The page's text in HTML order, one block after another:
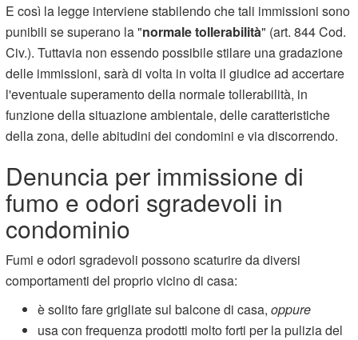
E così la legge interviene stabilendo che tali immissioni sono
punibili se superano la "normale tollerabilità" (art. 844 Cod.
Civ.). Tuttavia non essendo possibile stilare una gradazione
delle immissioni, sarà di volta in volta il giudice ad accertare
l'eventuale superamento della normale tollerabilità, in
funzione della situazione ambientale, delle caratteristiche
della zona, delle abitudini dei condomini e via discorrendo.
Denuncia per immissione di
fumo e odori sgradevoli in
condominio
Fumi e odori sgradevoli possono scaturire da diversi
comportamenti del proprio vicino di casa:
è solito fare grigliate sul balcone di casa,oppure
usa con frequenza prodotti molto forti per la pulizia del